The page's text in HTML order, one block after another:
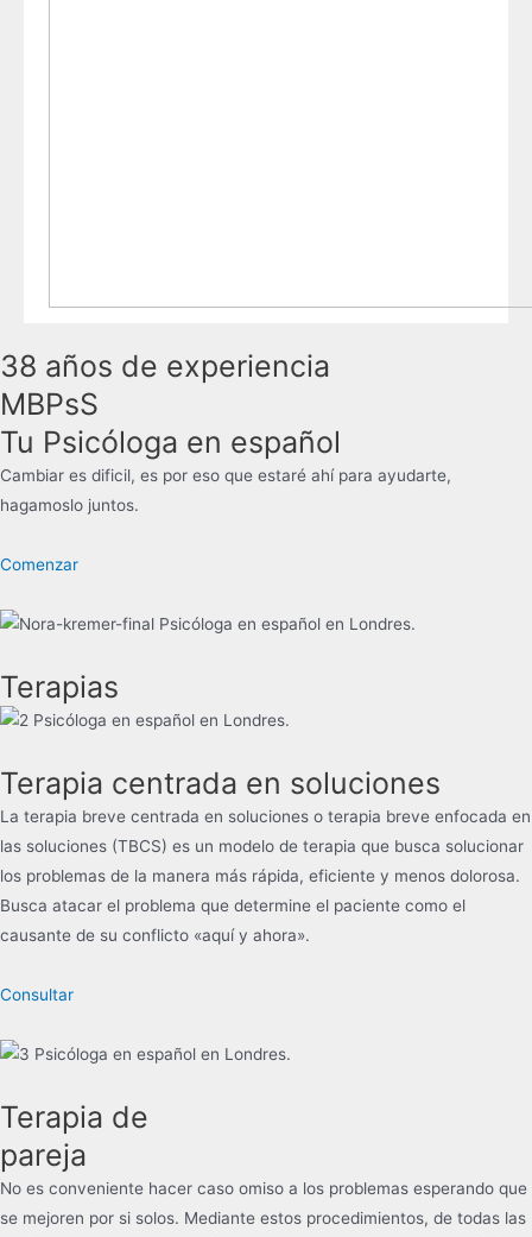
38 años de experiencia
MBPsS
Tu Psicóloga en español
Cambiar es dificil, es por eso que estaré ahí para ayudarte,
hagamoslo juntos.
Comenzar
Terapias
Terapia centrada en soluciones
La terapia breve centrada en soluciones o terapia breve enfocada en
las soluciones (TBCS) es un modelo de terapia que busca solucionar
los problemas de la manera más rápida, eficiente y menos dolorosa.
Busca atacar el problema que determine el paciente como el
causante de su conflicto «aquí y ahora».
Consultar
Terapia de
pareja
No es conveniente hacer caso omiso a los problemas esperando que
se mejoren por si solos. Mediante estos procedimientos, de todas las